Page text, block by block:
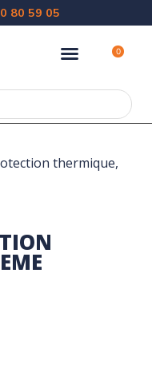
80 59 05
0
thermique,